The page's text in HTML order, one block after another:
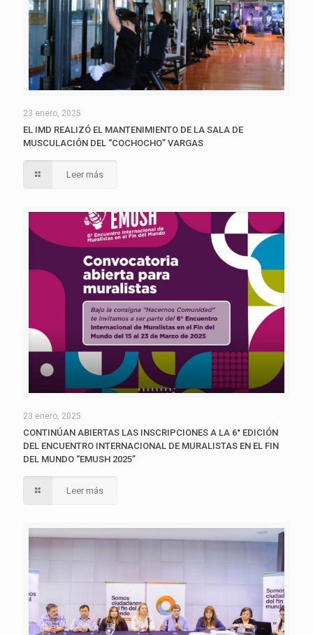
23 enero, 2025
EL IMD REALIZÓ EL MANTENIMIENTO DE LA SALA DE
MUSCULACIÓN DEL “COCHOCHO” VARGAS
Leer más
23 enero, 2025
CONTINÚAN ABIERTAS LAS INSCRIPCIONES A LA 6° EDICIÓN
DEL ENCUENTRO INTERNACIONAL DE MURALISTAS EN EL FIN
DEL MUNDO “EMUSH 2025”
Leer más